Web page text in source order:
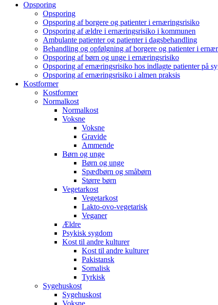
Opsporing
Opsporing
Opsporing af borgere og patienter i ernæringsrisiko
Opsporing af ældre i ernæringsrisiko i kommunen
Ambulante patienter og patienter i dagsbehandling
Behandling og opfølgning af borgere og patienter i
Opsporing af børn og unge i ernæringsrisiko
Opsporing af ernæringsrisiko hos indlagte patienter på
Opsporing af ernæringsrisiko i almen praksis
Kostformer
Kostformer
Normalkost
Normalkost
Voksne
Voksne
Gravide
Ammende
Børn og unge
Børn og unge
Spædbørn og småbørn
Større børn
Vegetarkost
Vegetarkost
Lakto-ovo-vegetarisk
Veganer
Ældre
Psykisk sygdom
Kost til andre kulturer
Kost til andre kulturer
Pakistansk
Somalisk
Tyrkisk
Sygehuskost
Sygehuskost
Voksne